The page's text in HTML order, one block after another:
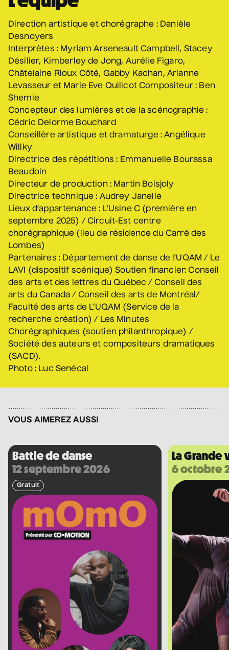
• Coeur d'enfant
Annexe3
Mathieu Cyr
• Adulte
Théâtre des Muses
16 ans et +
• 20 ans de Voix de Fait
Annexe3
Battle de danse
Programmation complète
Achat par téléphone 450 667-2040
Direction artistique et chorégraphe : Danièle
Desnoyers
Interprètes : Myriam Arseneault Campbell, Stacey
Désilier, Kimberley de Jong, Aurélie Figaro,
Châtelaine Rioux Côté, Gabby Kachan, Arianne
Levasseur et Marie Eve Quilicot Compositeur : Ben
Shemie
Concepteur des lumières et de la scénographie :
Cédric Delorme Bouchard
Conseillère artistique et dramaturge : Angélique
Willky
Directrice des répétitions : Emmanuelle Bourassa
Beaudoin
Directeur de production : Martin Boisjoly
Directrice technique : Audrey Janelle
Lieux d’appartenance : L’Usine C (première en
septembre 2025) / Circuit-Est centre
chorégraphique (lieu de résidence du Carré des
Lombes)
Partenaires : Département de danse de l’UQAM / Le
LAVI (dispositif scénique) Soutien financier: Conseil
des arts et des lettres du Québec / Conseil des
arts du Canada / Conseil des arts de Montréal/
Faculté des arts de L’UQAM (Service de la
recherche création) / Les Minutes
Chorégraphiques (soutien philanthropique) /
Société des auteurs et compositeurs dramatiques
(SACD).
Photo : Luc Senécal
VOUS AIMEREZ AUSSI
Battle de danse
12 septembre 2026
Gratuit
La Grande
6 octobre